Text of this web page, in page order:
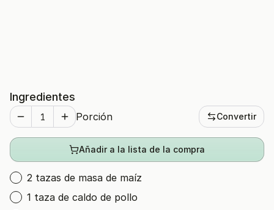
Ingredientes
Porción Convertir
Añadir a la lista de la compra
2 tazas de masa de maíz
1 taza de caldo de pollo